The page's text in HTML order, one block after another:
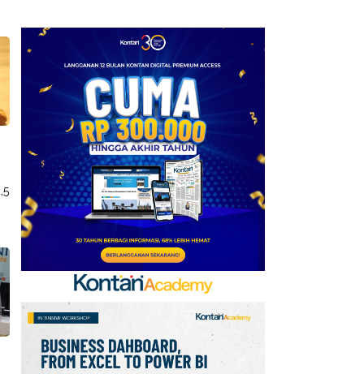
Produktif Masih Terbuka
Persebaya di Final Piala
Presiden 2026: Susunan
Pemain & Skor
Ada 3 Emiten Pendatang
Baru, Ini Daftar 54
Saham HSC BEI per 6
Agustus 2026
7
UEFA hingga Luis Figo,
Ini Daftar Pihak yang
Menentang Gianni
Infantino
8
Krisis Migrasi Ancam
Status Maroko sebagai
Tuan Rumah Piala Dunia
2030